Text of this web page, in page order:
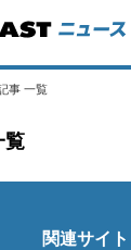
事 一覧
覧
関連サイト